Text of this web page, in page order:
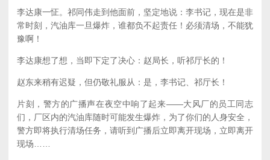
李达康一怔。祁同伟走到他面前，坚定地说：李书记，现在是非
常时刻，汽油库一旦爆炸，谁都负不起责任！必须清场，不能犹
豫啊！
李达康想了想，当即下定了决心：赵局长，听祁厅长的！
赵东来稍有迟疑，但仍敬礼服从：是，李书记、祁厅长！
片刻，警方的广播声在夜空中响了起来——大风厂的员工同志
们，厂区内的汽油库随时可能发生爆炸，为了你们的人身安全，
警方即将执行清场任务，请听到广播后立即离开现场，立即离开
现场……